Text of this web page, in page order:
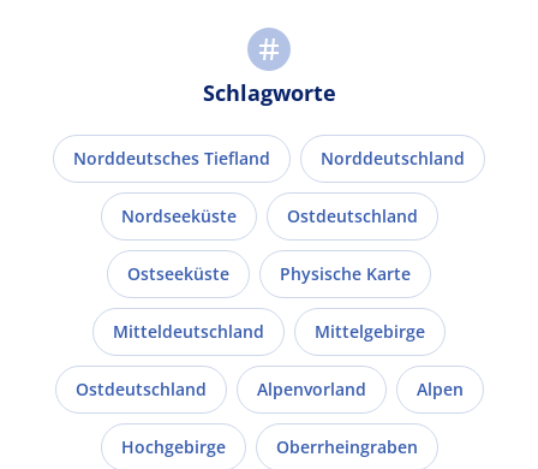
Schlagworte
Norddeutsches Tiefland Norddeutschland
Nordseeküste Ostdeutschland
Ostseeküste Physische Karte
Mitteldeutschland Mittelgebirge
Ostdeutschland Alpenvorland Alpen
Hochgebirge Oberrheingraben